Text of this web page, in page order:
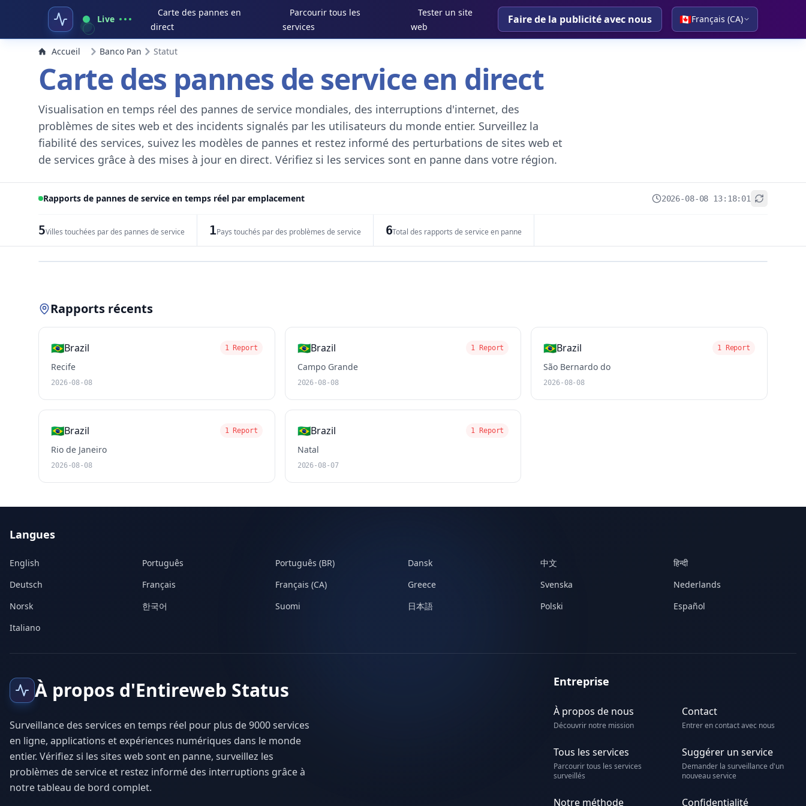
Live
Carte des pannes en
direct
Parcourir tous les
services
Tester un site
web
Faire de la publicité avec nous 🇨🇦Français (CA)
Accueil Banco Pan Statut
Carte des pannes de service en direct
Visualisation en temps réel des pannes de service mondiales, des interruptions d'internet, des
problèmes de sites web et des incidents signalés par les utilisateurs du monde entier. Surveillez la
fiabilité des services, suivez les modèles de pannes et restez informé des perturbations de sites web et
de services grâce à des mises à jour en direct. Vérifiez si les services sont en panne dans votre région.
Rapports de pannes de service en temps réel par emplacement 2026-08-08 13:18:01
5Villes touchées par des pannes de service 1Pays touchés par des problèmes de service 6Total des rapports de service en panne
Rapports récents
🇧🇷Brazil 1 Report
Recife
2026-08-08
🇧🇷Brazil 1 Report
Campo Grande
2026-08-08
🇧🇷Brazil 1 Report
São Bernardo do
2026-08-08
🇧🇷Brazil 1 Report
Rio de Janeiro
2026-08-08
🇧🇷Brazil 1 Report
Natal
2026-08-07
Langues
English Português Português (BR) Dansk 中文
हिन्दी
Deutsch
Français Français (CA) Greece Svenska
Nederlands
Norsk
한국어 Suomi 日本語 Polski
Español
Italiano
À propos d'Entireweb Status
Surveillance des services en temps réel pour plus de 9000 services
en ligne, applications et expériences numériques dans le monde
entier. Vérifiez si les sites web sont en panne, surveillez les
problèmes de service et restez informé des interruptions grâce à
notre tableau de bord complet.
Entreprise
À propos de nous
Découvrir notre mission
Contact
Entrer en contact avec nous
Tous les services
Parcourir tous les services
surveillés
Suggérer un service
Demander la surveillance d'un
nouveau service
Notre méthode Confidentialité